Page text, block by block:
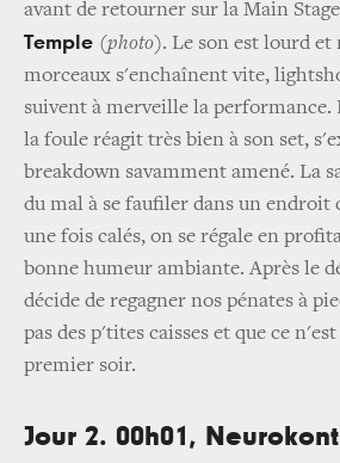
avant de retourner sur la Main
Temple (photo). Le son est lourd et
morceaux s'enchaînent vite,
suivent à merveille la performance.
la foule réagit très bien à son set,
breakdown savamment amené. La
du mal à se faufiler dans un endroit
une fois calés, on se régale en
bonne humeur ambiante. Après le
décide de regagner nos pénates à
pas des p'tites caisses et que ce
premier soir.
Jour 2. 00h01,